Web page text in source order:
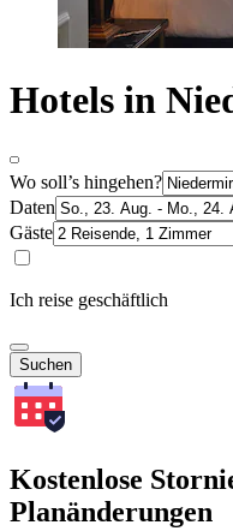
Hotels in
Wo soll’s hingehen?
Daten
Gäste
Ich reise geschäftlich
Suchen
Kostenlose
Planänderungen